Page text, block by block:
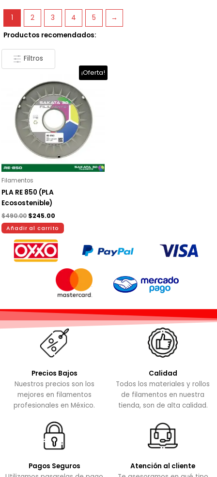
Productos recomendados:
Filtros
¡Oferta!
Filamentos
PLA RE 850 (PLA
Ecosostenible)
$490.00
precio
original
era:
$490.00.
$245.00
precio
actual
es:
$245.00.
Añadir al carrito
1 2 3 4 5 →
Precios Bajos
Nuestros precios son los
mejores en filamentos
profesionales en México.
Calidad
Todos los materiales y rollos
de filamentos en nuestra
tienda, son de alta calidad.
Pagos Seguros
Atención al cliente